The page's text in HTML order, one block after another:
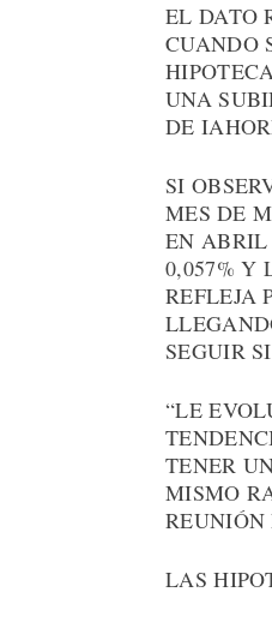
EL DATO
CUANDO
UNA
DE
SI
MES DE
EN ABRIL
0,057% Y
REFLEJA
SEGUIR
“LE
TENER
MISMO
LAS